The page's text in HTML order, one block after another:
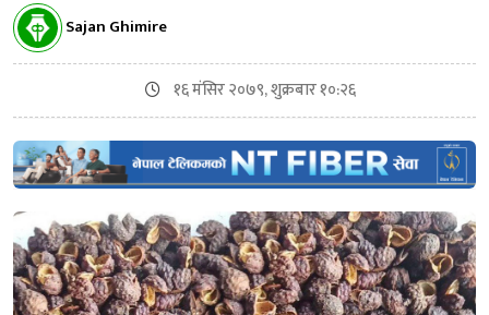
Sajan Ghimire
१६ मंसिर २०७९, शुक्रबार १०:२६